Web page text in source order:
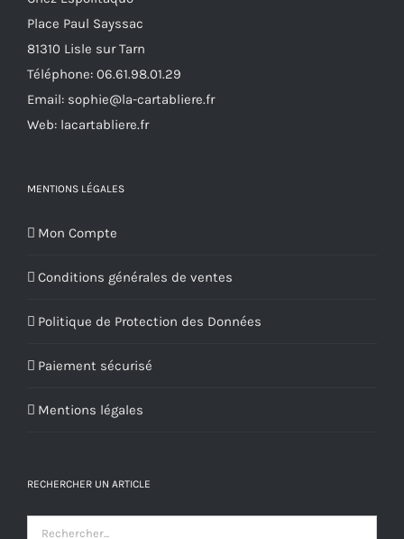
sur
la
page
du
Place Paul Sayssac
81310 Lisle sur Tarn
Téléphone: 06.61.98.01.29
Email: sophie@la-cartabliere.fr
Web: lacartabliere.fr
MENTIONS LÉGALES
Mon Compte
Conditions générales de ventes
Politique de Protection des Données
Paiement sécurisé
Mentions légales
RECHERCHER UN ARTICLE